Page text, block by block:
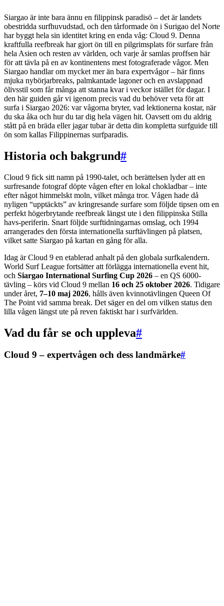
Siargao är inte bara ännu en filippinsk paradisö – det är landets
obestridda surfhuvudstad, och den tårformade ön i Surigao del Norte
har byggt hela sin identitet kring en enda våg: Cloud 9. Denna
kraftfulla reefbreak har gjort ön till en pilgrimsplats för surfare från
hela Asien och resten av världen, och varje år samlas proffsen här
för att tävla på en av kontinentens mest fotograferade vågor. Men
Siargao handlar om mycket mer än bara expertvågor – här finns
mjuka nybörjarbreaks, palmkantade lagoner och en avslappnad
ölivsstil som får många att stanna kvar i veckor istället för dagar. I
den här guiden går vi igenom precis vad du behöver veta för att
surfa i Siargao 2026: var vågorna bryter, vad lektionerna kostar, när
du ska åka och hur du tar dig hela vägen hit. Oavsett om du aldrig
stått på en bräda eller jagar tubar är detta din kompletta surfguide till
ön som kallas Filippinernas surfparadis.
Historia och bakgrund#
Cloud 9 fick sitt namn på 1990-talet, och berättelsen lyder att en
surfresande fotograf döpte vågen efter en lokal chokladbar – inte
efter något himmelskt moln, vilket många tror. Vågen hade då
nyligen “upptäckts” av kringresande surfare som följde tipsen om en
perfekt högerbrytande reefbreak längst ute i den filippinska Stilla
havs-periferin. Snart följde surftidningarnas omslag, och 1994
arrangerades den första internationella surftävlingen på platsen,
vilket satte Siargao på kartan en gång för alla.
Idag är Cloud 9 en etablerad anhalt på den globala surfkalendern.
World Surf League fortsätter att förlägga internationella event hit,
och Siargao International Surfing Cup 2026 – en QS 6000-
tävling – körs vid Cloud 9 mellan 16 och 25 oktober 2026. Tidigare
under året, 7–10 maj 2026, hålls även kvinnotävlingen Queen Of
The Point vid samma break. Det säger en del om vilken status den
lilla vågen längst ute på reven faktiskt har i surfvärlden.
Vad du får se och uppleva#
Cloud 9 – expertvågen och dess landmärke#